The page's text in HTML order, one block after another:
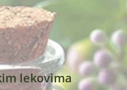
lekovima